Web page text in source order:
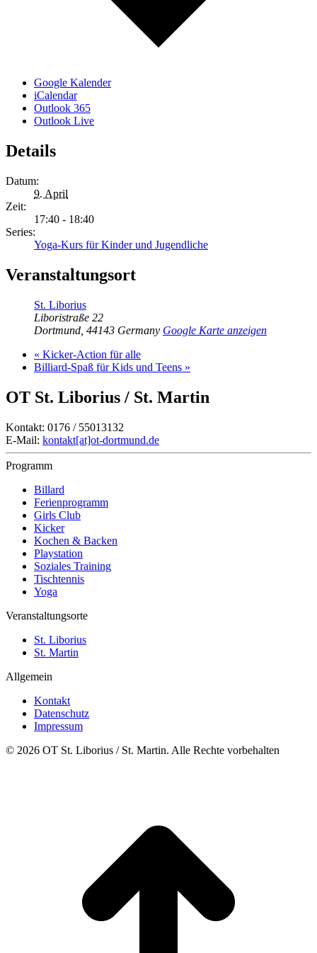
Google Kalender
iCalendar
Outlook 365
Outlook Live
Details
Datum:
9. April
Zeit:
17:40 - 18:40
Series:
Yoga-Kurs für Kinder und Jugendliche
Veranstaltungsort
St. Liborius
Liboristraße 22
Dortmund 44143 Germany Google Karte anzeigen
« Kicker-Action für alle
Billiard-Spaß für Kids und Teens »
OT St. Liborius / St. Martin
Kontakt: 0176 / 55013132
E-Mail: kontakt[at]ot-dortmund.de
Programm
Billard
Ferienprogramm
Girls Club
Kicker
Kochen & Backen
Playstation
Soziales Training
Tischtennis
Yoga
Veranstaltungsorte
St. Liborius
St. Martin
Allgemein
Kontakt
Datenschutz
Impressum
© 2026 OT St. Liborius / St. Martin. Alle Rechte vorbehalten